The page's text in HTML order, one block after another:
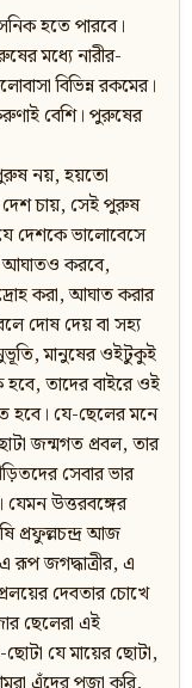
হতে পারবে।
মধ্যে নারীর-
বিভিন্ন রকমের।
বেশি। পুরুষের
পুরুষ নয়, হয়তো
চায়, সেই পুরুষ
দেশকে ভালোবেসে
আঘাতও করবে,
করা, আঘাত করার
দোষ দেয় বা সহ্য
মানুষের ওইটুকুই
হবে, তাদের বাইরে ওই
হবে। যে-ছেলের মনে
জন্মগত প্রবল, তার
সেবার ভার
উত্তরবঙ্গের
প্রফুল্লচন্দ্র আজ
রূপ জগদ্ধাত্রীর, এ
দেবতার চোখে
ছেলেরা এই
যে মায়ের ছোটা,